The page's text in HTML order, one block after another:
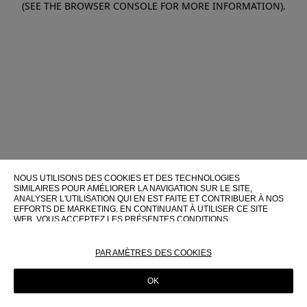
(SEE THE BROWSER CONSOLE FOR MORE INFORMATION).
NOUS UTILISONS DES COOKIES ET DES TECHNOLOGIES
SIMILAIRES POUR AMÉLIORER LA NAVIGATION SUR LE SITE,
ANALYSER L'UTILISATION QUI EN EST FAITE ET CONTRIBUER À NOS
EFFORTS DE MARKETING. EN CONTINUANT À UTILISER CE SITE
WEB, VOUS ACCEPTEZ LES PRÉSENTES CONDITIONS
POUR PLUS D'INFORMATIONS SUR CES TECHNOLOGIES ET LEUR
POLITIQUE EN MATIÈRE DE COOKIES
PARAMÈTRES DES COOKIES
OK